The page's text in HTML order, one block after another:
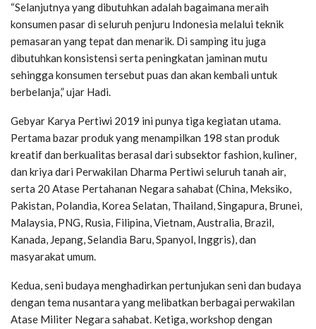
“Selanjutnya yang dibutuhkan adalah bagaimana meraih
konsumen pasar di seluruh penjuru Indonesia melalui teknik
pemasaran yang tepat dan menarik. Di samping itu juga
dibutuhkan konsistensi serta peningkatan jaminan mutu
sehingga konsumen tersebut puas dan akan kembali untuk
berbelanja,” ujar Hadi.
Gebyar Karya Pertiwi 2019 ini punya tiga kegiatan utama.
Pertama bazar produk yang menampilkan 198 stan produk
kreatif dan berkualitas berasal dari subsektor fashion, kuliner,
dan kriya dari Perwakilan Dharma Pertiwi seluruh tanah air,
serta 20 Atase Pertahanan Negara sahabat (China, Meksiko,
Pakistan, Polandia, Korea Selatan, Thailand, Singapura, Brunei,
Malaysia, PNG, Rusia, Filipina, Vietnam, Australia, Brazil,
Kanada, Jepang, Selandia Baru, Spanyol, Inggris), dan
masyarakat umum.
Kedua, seni budaya menghadirkan pertunjukan seni dan budaya
dengan tema nusantara yang melibatkan berbagai perwakilan
Atase Militer Negara sahabat. Ketiga, workshop dengan